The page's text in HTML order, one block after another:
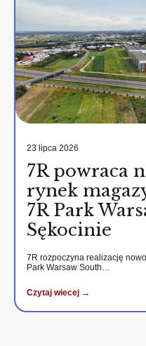
23 lipca 2026
7R powraca
rynek
7R Park
Sękocinie
7R rozpoczyna realizację
Park Warsaw South…
Czytaj wiecej →